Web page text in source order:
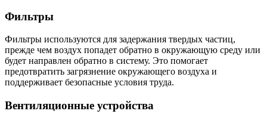
Фильтры
Фильтры используются для задержания твердых частиц,
прежде чем воздух попадет обратно в окружающую среду или
будет направлен обратно в систему. Это помогает
предотвратить загрязнение окружающего воздуха и
поддерживает безопасные условия труда.
Вентиляционные устройства